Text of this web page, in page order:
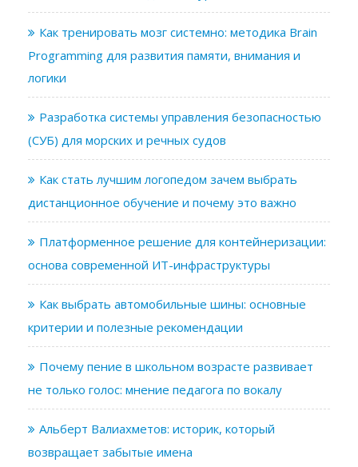
Как тренировать мозг системно: методика Brain
Programming для развития памяти, внимания и
логики
Разработка системы управления безопасностью
(СУБ) для морских и речных судов
Как стать лучшим логопедом зачем выбрать
дистанционное обучение и почему это важно
Платформенное решение для контейнеризации:
основа современной ИТ-инфраструктуры
Как выбрать автомобильные шины: основные
критерии и полезные рекомендации
Почему пение в школьном возрасте развивает
не только голос: мнение педагога по вокалу
Альберт Валиахметов: историк, который
возвращает забытые имена